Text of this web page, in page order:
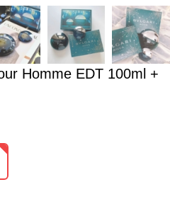
Homme EDT 100ml +